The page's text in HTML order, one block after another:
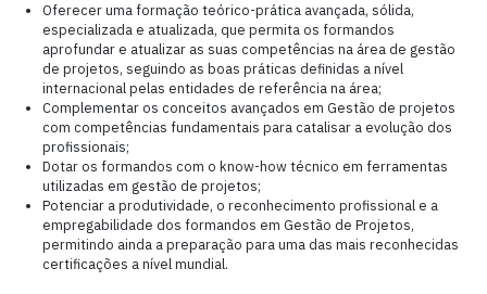
Oferecer uma formação teórico-prática avançada, sólida,
especializada e atualizada, que permita os formandos
aprofundar e atualizar as suas competências na área de gestão
de projetos, seguindo as boas práticas definidas a nível
internacional pelas entidades de referência na área;
Complementar os conceitos avançados em Gestão de projetos
com competências fundamentais para catalisar a evolução dos
profissionais;
Dotar os formandos com o know-how técnico em ferramentas
utilizadas em gestão de projetos;
Potenciar a produtividade, o reconhecimento profissional e a
empregabilidade dos formandos em Gestão de Projetos,
permitindo ainda a preparação para uma das mais reconhecidas
certificações a nível mundial.